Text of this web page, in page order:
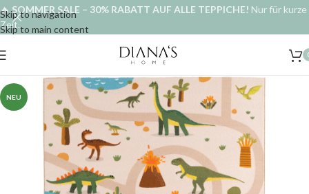
Skip to navigation
Skip to main content
🔥SOMMER SALE – 30% RABATT AUF ALLE TEPPICHE! Nur für kurze
Zeit.
NEU